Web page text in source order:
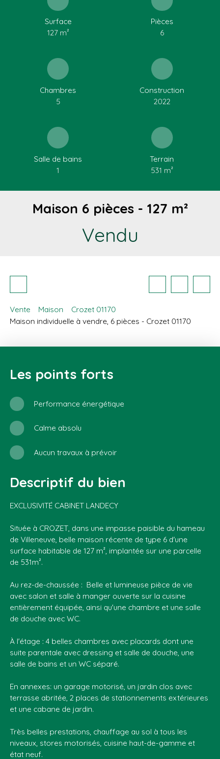
Surface
127 m²
Pièces
6
Chambres
5
Construction
2022
Salle de bains
1
Terrain
531 m²
Maison 6 pièces - 127 m²
Vendu
Vente Maison
Crozet 01170
Maison individuelle à vendre, 6 pièces - Crozet 01170
Les points forts
Performance énergétique
Calme absolu
Aucun travaux à prévoir
Descriptif du bien
EXCLUSIVITÉ CABINET LANDECY
Située à CROZET, dans une impasse paisible du hameau
de Villeneuve, belle maison récente de type 6 d'une
surface habitable de 127 m², implantée sur une parcelle
de 531m².
Au rez-de-chaussée : Belle et lumineuse pièce de vie
avec salon et salle à manger ouverte sur la cuisine
entièrement équipée, ainsi qu'une chambre et une salle
de douche avec WC.
À l'étage : 4 belles chambres avec placards dont une
suite parentale avec dressing et salle de douche, une
salle de bains et un WC séparé.
En annexes: un garage motorisé, un jardin clos avec
terrasse abritée, 2 places de stationnements extérieures
et une cabane de jardin.
Très belles prestations, chauffage au sol à tous les
niveaux, stores motorisés, cuisine haut-de-gamme et
état neuf.